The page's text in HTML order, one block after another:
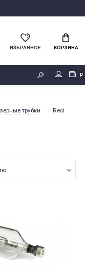
ИЗБРАННОЕ КОРЗИНА
₽
трубки Reci